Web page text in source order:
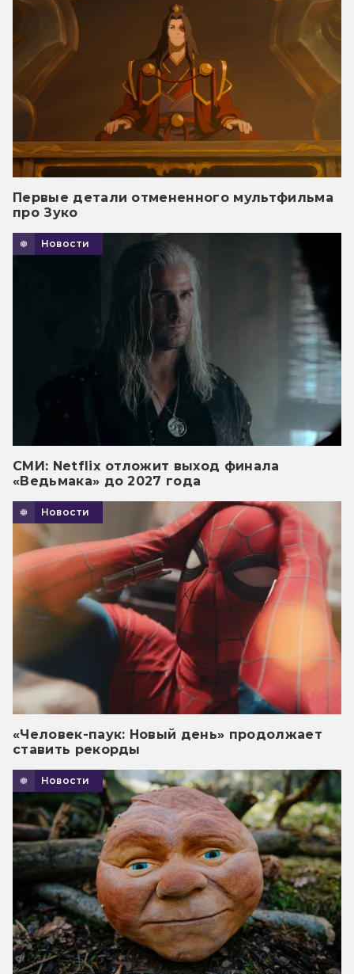
Первые детали отмененного мультфильма
про Зуко
Новости
СМИ: Netflix отложит выход финала
«Ведьмака» до 2027 года
Новости
«Человек-паук: Новый день» продолжает
ставить рекорды
Новости